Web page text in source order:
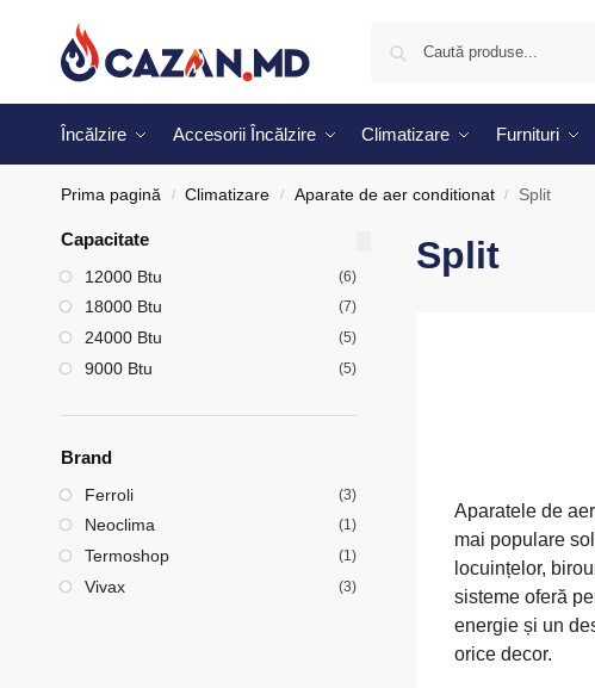
Încălzire Accesorii Încălzire Climatizare Furnituri
Prima pagină / Climatizare / Aparate de aer conditionat / Split
Split
Aparatele de
mai populare
locuințelor,
sisteme oferă
energie și un
orice decor.
Capacitate
12000 Btu (6)
18000 Btu (7)
24000 Btu (5)
9000 Btu (5)
Brand
Ferroli (3)
Neoclima (1)
Termoshop (1)
Vivax (3)